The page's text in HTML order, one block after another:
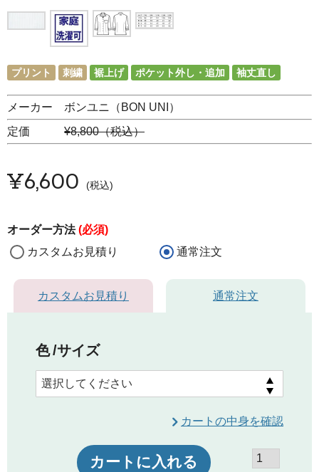
プリント 刺繍 裾上げ ポケット外し・追加 袖丈直し
メーカー ボンユニ（BON UNI）
定価 ¥8,800（税込）
¥6,600 税込
オーダー方法(必須)
カスタムお見積り
通常注文
カスタムお見積り 通常注文
色 サイズ
カートの中身を確認
カートに入れる